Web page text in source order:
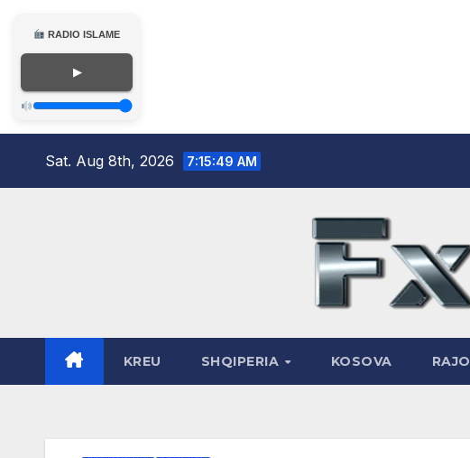
RADIO ISLAME
▶
Sat. Aug 8th, 2026 7:15:51 AM
KREU SHQIPERIA KOSOVA